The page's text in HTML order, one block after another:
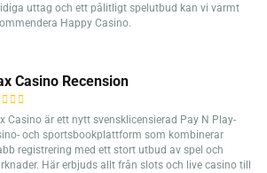
uttag och ett pålitligt spelutbud kan vi varmt
Happy Casino.
Casino Recension
Casino är ett nytt svensklicensierad Pay N Play-
och sportsbookplattform som kombinerar
registrering med ett stort utbud av spel och
Här erbjuds allt från slots och live casino till